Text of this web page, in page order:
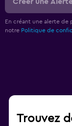
Créer une
En créant une alerte de
notre Politique de
Trouvez